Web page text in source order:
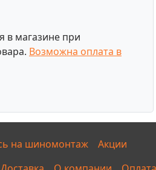
в магазине при
Возможна оплата в
на шиномонтаж
Акции